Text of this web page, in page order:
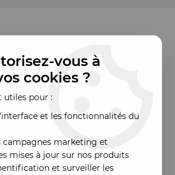
vous à
cookies ?
utiles pour :
et les fonctionnalités du
campagnes marketing et
mises à jour sur nos produits
et surveiller les